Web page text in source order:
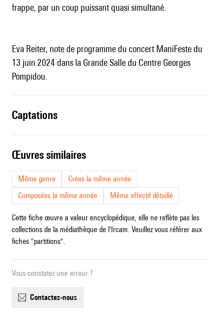
frappe, par un coup puissant quasi simultané.
Eva Reiter, note de programme du concert ManiFeste du
13 juin 2024 dans la Grande Salle du Centre Georges
Pompidou.
captations
œuvres similaires
Même genre
Crées la même année
Composées la même année
Même effectif détaillé
Cette fiche œuvre a valeur encyclopédique, elle ne reflète pas les
collections de la médiathèque de l'Ircam. Veuillez vous référer aux
fiches "partitions".
Vous constatez une erreur ?
contactez-nous